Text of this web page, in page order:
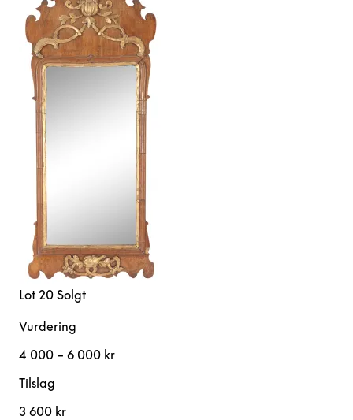
Lot 20 Solgt
Vurdering
4 000 – 6 000 kr
Tilslag
3 600 kr